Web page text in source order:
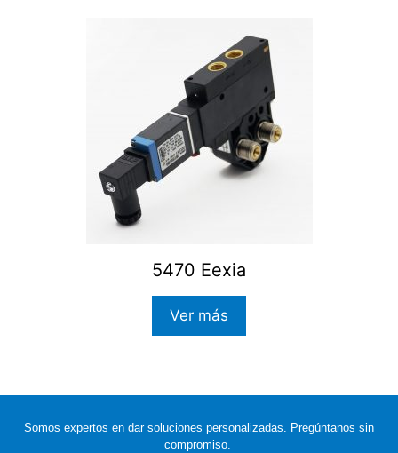
5470 Eexia
Ver más
Somos expertos en dar soluciones personalizadas. Pregúntanos sin
compromiso.